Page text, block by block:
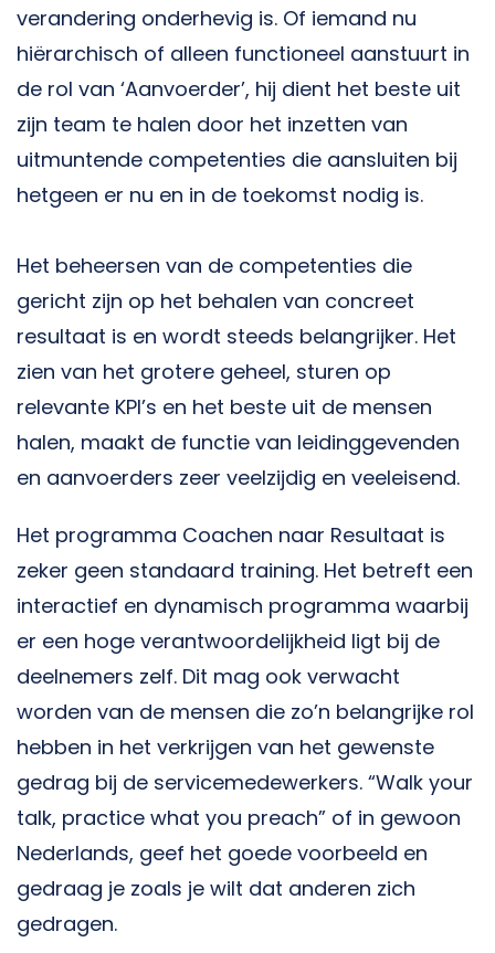
verandering onderhevig is. Of iemand nu
hiërarchisch of alleen functioneel aanstuurt in
de rol van ‘Aanvoerder’, hij dient het beste uit
zijn team te halen door het inzetten van
uitmuntende competenties die aansluiten bij
hetgeen er nu en in de toekomst nodig is.
Het beheersen van de competenties die
gericht zijn op het behalen van concreet
resultaat is en wordt steeds belangrijker. Het
zien van het grotere geheel, sturen op
relevante KPI’s en het beste uit de mensen
halen, maakt de functie van leidinggevenden
en aanvoerders zeer veelzijdig en veeleisend.
Het programma Coachen naar Resultaat is
zeker geen standaard training. Het betreft een
interactief en dynamisch programma waarbij
er een hoge verantwoordelijkheid ligt bij de
deelnemers zelf. Dit mag ook verwacht
worden van de mensen die zo’n belangrijke rol
hebben in het verkrijgen van het gewenste
gedrag bij de servicemedewerkers. “Walk your
talk, practice what you preach” of in gewoon
Nederlands, geef het goede voorbeeld en
gedraag je zoals je wilt dat anderen zich
gedragen.